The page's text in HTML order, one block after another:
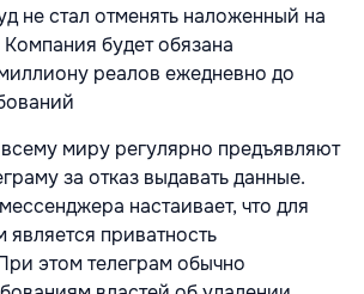
не стал отменять наложенный на
будет обязана
реалов ежедневно до
миру регулярно предъявляют
за отказ выдавать данные.
настаивает, что для
является приватность
этом телеграм обычно